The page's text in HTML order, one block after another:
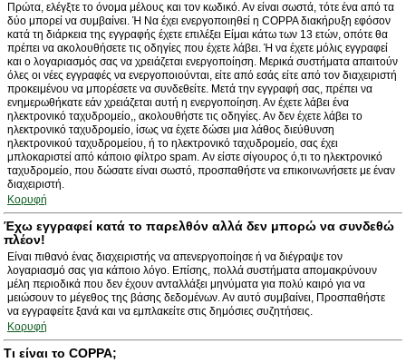
Πρώτα, ελέγξτε το όνομα μέλους και τον κωδικό. Αν είναι σωστά, τότε ένα από τα
δύο μπορεί να συμβαίνει. Ή Να έχει ενεργοποιηθεί η COPPA διακήρυξη εφόσον
κατά τη διάρκεια της εγγραφής έχετε επιλέξει Είμαι κάτω των 13 ετών, οπότε θα
πρέπει να ακολουθήσετε τις οδηγίες που έχετε λάβει. Ή να έχετε μόλις εγγραφεί
και ο λογαριασμός σας να χρειάζεται ενεργοποίηση. Μερικά συστήματα απαιτούν
όλες οι νέες εγγραφές να ενεργοποιούνται, είτε από εσάς είτε από τον διαχειριστή
προκειμένου να μπορέσετε να συνδεθείτε. Μετά την εγγραφή σας, πρέπει να
ενημερωθήκατε εάν χρειάζεται αυτή η ενεργοποίηση. Αν έχετε λάβει ένα
ηλεκτρονικό ταχυδρομείο,, ακολουθήστε τις οδηγίες. Αν δεν έχετε λάβει το
ηλεκτρονικό ταχυδρομείο, ίσως να έχετε δώσει μια λάθος διεύθυνση
ηλεκτρονικού ταχυδρομείου, ή το ηλεκτρονικό ταχυδρομείο, σας έχει
μπλοκαριστεί από κάποιο φίλτρο spam. Αν είστε σίγουρος ό,τι το ηλεκτρονικό
ταχυδρομείο, που δώσατε είναι σωστό, προσπαθήστε να επικοινωνήσετε με έναν
διαχειριστή.
Κορυφή
Έχω εγγραφεί κατά το παρελθόν αλλά δεν μπορώ να συνδεθώ
πλέον!
Είναι πιθανό ένας διαχειριστής να απενεργοποίησε ή να διέγραψε τον
λογαριασμό σας για κάποιο λόγο. Επίσης, πολλά συστήματα απομακρύνουν
μέλη περιοδικά που δεν έχουν ανταλλάξει μηνύματα για πολύ καιρό για να
μειώσουν το μέγεθος της βάσης δεδομένων. Αν αυτό συμβαίνει, Προσπαθήστε
να εγγραφείτε ξανά και να εμπλακείτε στις δημόσιες συζητήσεις.
Κορυφή
Τι είναι το COPPA;